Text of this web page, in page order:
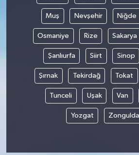
Muş Nevşehir Niğde
Osmaniye Rize Sakarya
Şanlıurfa Siirt Sinop
Şırnak Tekirdağ Tokat
Tunceli Uşak Van
Yozgat